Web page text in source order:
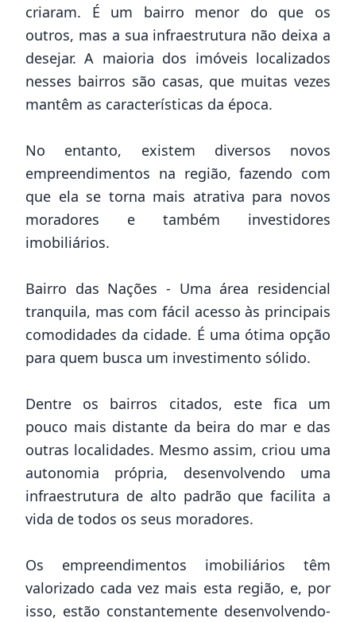
criaram. É um bairro menor do que os
outros, mas a sua infraestrutura não deixa a
desejar. A maioria dos imóveis localizados
nesses bairros são casas, que muitas vezes
mantêm as características da época.
No entanto, existem diversos novos
empreendimentos na região, fazendo com
que ela se torna mais atrativa para novos
moradores e também investidores
imobiliários.
Bairro das Nações - Uma área residencial
tranquila, mas com fácil acesso às principais
comodidades da cidade. É uma ótima opção
para quem busca um investimento sólido.
Dentre os bairros citados, este fica um
pouco mais distante da beira do mar e das
outras localidades. Mesmo assim, criou uma
autonomia própria, desenvolvendo uma
infraestrutura de alto padrão que facilita a
vida de todos os seus moradores.
Os empreendimentos imobiliários têm
valorizado cada vez mais esta região, e, por
isso, estão constantemente desenvolvendo-